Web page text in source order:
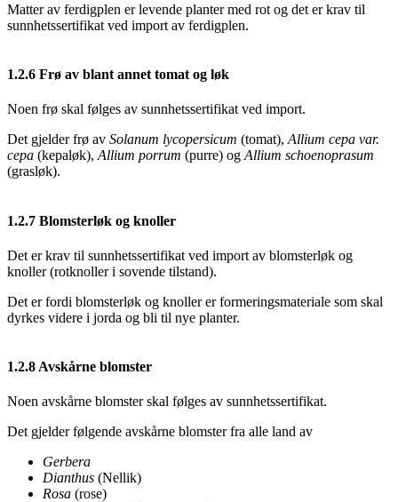
Matter av ferdigplen er levende planter med rot og det er krav til
sunnhetssertifikat ved import av ferdigplen.
1.2.6 Frø av blant annet tomat og løk
Noen frø skal følges av sunnhetssertifikat ved import.
Det gjelder frø av Solanum lycopersicum (tomat), Allium cepa var.
cepa (kepaløk), Allium porrum (purre) og Allium schoenoprasum
(grasløk).
1.2.7 Blomsterløk og knoller
Det er krav til sunnhetssertifikat ved import av blomsterløk og
knoller (rotknoller i sovende tilstand).
Det er fordi blomsterløk og knoller er formeringsmateriale som skal
dyrkes videre i jorda og bli til nye planter.
1.2.8 Avskårne blomster
Noen avskårne blomster skal følges av sunnhetssertifikat.
Det gjelder følgende avskårne blomster fra alle land av
Gerbera
Dianthus (Nellik)
Rosa (rose)